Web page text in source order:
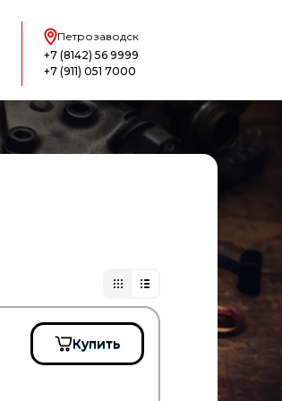
Петрозаводск
+7 (8142) 56 9999
+7 (911) 051 7000
Купить